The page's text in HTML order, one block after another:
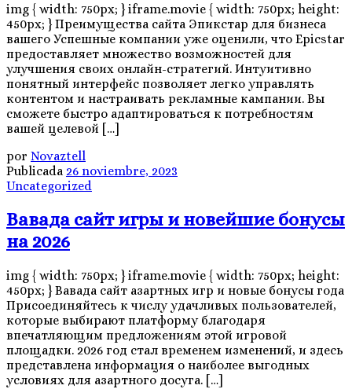
img { width: 750px; } iframe.movie { width: 750px; height:
450px; } Преимущества сайта Эпикстар для бизнеса
вашего Успешные компании уже оценили, что Epicstar
предоставляет множество возможностей для
улучшения своих онлайн-стратегий. Интуитивно
понятный интерфейс позволяет легко управлять
контентом и настраивать рекламные кампании. Вы
сможете быстро адаптироваться к потребностям
вашей целевой […]
por Novaztell
Publicada 26 noviembre, 2023
Uncategorized
Вавада сайт игры и новейшие бонусы
на 2026
img { width: 750px; } iframe.movie { width: 750px; height:
450px; } Вавада сайт азартных игр и новые бонусы года
Присоединяйтесь к числу удачливых пользователей,
которые выбирают платформу благодаря
впечатляющим предложениям этой игровой
площадки. 2026 год стал временем изменений, и здесь
представлена информация о наиболее выгодных
условиях для азартного досуга. […]